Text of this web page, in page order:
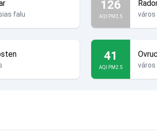
falu
126
AQI PM2.5 város
41
AQI PM2.5 város